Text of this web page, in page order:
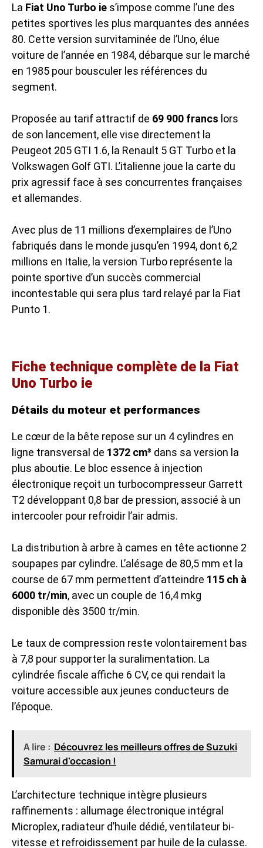
La Fiat Uno Turbo ie s’impose comme l’une des
petites sportives les plus marquantes des années
80. Cette version survitaminée de l’Uno, élue
voiture de l’année en 1984, débarque sur le marché
en 1985 pour bousculer les références du
segment.
Proposée au tarif attractif de 69 900 francs lors
de son lancement, elle vise directement la
Peugeot 205 GTI 1.6, la Renault 5 GT Turbo et la
Volkswagen Golf GTI. L’italienne joue la carte du
prix agressif face à ses concurrentes françaises
et allemandes.
Avec plus de 11 millions d’exemplaires de l’Uno
fabriqués dans le monde jusqu’en 1994, dont 6,2
millions en Italie, la version Turbo représente la
pointe sportive d’un succès commercial
incontestable qui sera plus tard relayé par la Fiat
Punto 1.
Fiche technique complète de la Fiat
Uno Turbo ie
Détails du moteur et performances
Le cœur de la bête repose sur un 4 cylindres en
ligne transversal de 1372 cm³ dans sa version la
plus aboutie. Le bloc essence à injection
électronique reçoit un turbocompresseur Garrett
T2 développant 0,8 bar de pression, associé à un
intercooler pour refroidir l’air admis.
La distribution à arbre à cames en tête actionne 2
soupapes par cylindre. L’alésage de 80,5 mm et la
course de 67 mm permettent d’atteindre 115 ch à
6000 tr/min, avec un couple de 16,4 mkg
disponible dès 3500 tr/min.
Le taux de compression reste volontairement bas
à 7,8 pour supporter la suralimentation. La
cylindrée fiscale affiche 6 CV, ce qui rendait la
voiture accessible aux jeunes conducteurs de
l’époque.
A lire : Découvrez les meilleurs offres de Suzuki
Samurai d'occasion !
L’architecture technique intègre plusieurs
raffinements : allumage électronique intégral
Microplex, radiateur d’huile dédié, ventilateur bi-
vitesse et refroidissement par huile de la culasse.